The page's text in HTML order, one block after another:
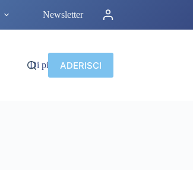
Newsletter
Di più ADERISCI